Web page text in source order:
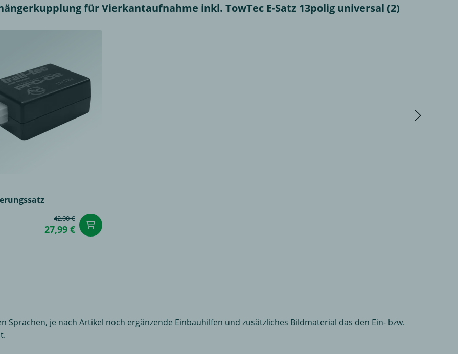
für Vierkantaufnahme inkl. TowTec E-Satz 13polig universal (2)
42,00 €
27,99 €
Sprachen, je nach Artikel noch ergänzende Einbauhilfen und zusätzliches Bildmaterial das den Ein- bzw.